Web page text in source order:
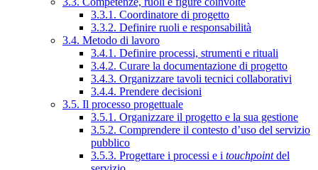
3.3.1. Coordinatore di progetto
3.3.2. Definire ruoli e responsabilità
3.4. Metodo di lavoro
3.4.1. Definire processi, strumenti e rituali
3.4.2. Curare la documentazione di progetto
3.4.3. Organizzare tavoli tecnici collaborativi
3.4.4. Prendere decisioni
3.5. Il processo progettuale
3.5.1. Organizzare il progetto e la sua gestione
3.5.2. Comprendere il contesto d’uso del servizio
pubblico
3.5.3. Progettare i processi e i touchpointdel